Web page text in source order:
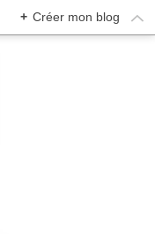
+ Créer mon blog